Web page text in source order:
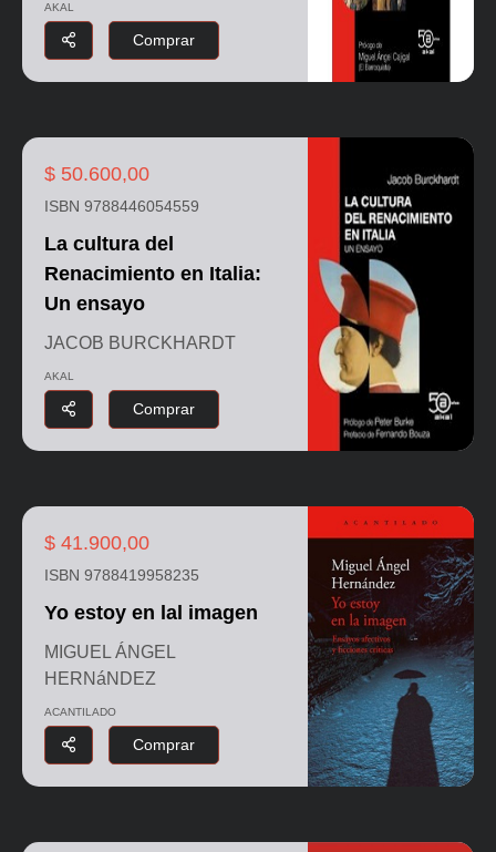
AKAL
Comprar
$ 50.600,00
ISBN 9788446054559
La cultura del
Renacimiento en Italia:
Un ensayo
JACOB BURCKHARDT
AKAL
Comprar
$ 41.900,00
ISBN 9788419958235
Yo estoy en lal imagen
MIGUEL ÁNGEL
HERNáNDEZ
ACANTILADO
Comprar